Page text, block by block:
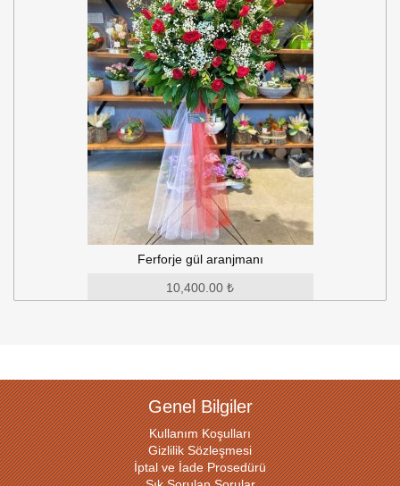
Tombik sepet çelenk
Genel Bilgiler
Kullanım Koşulları
Gizlilik Sözleşmesi
İptal ve İade Prosedürü